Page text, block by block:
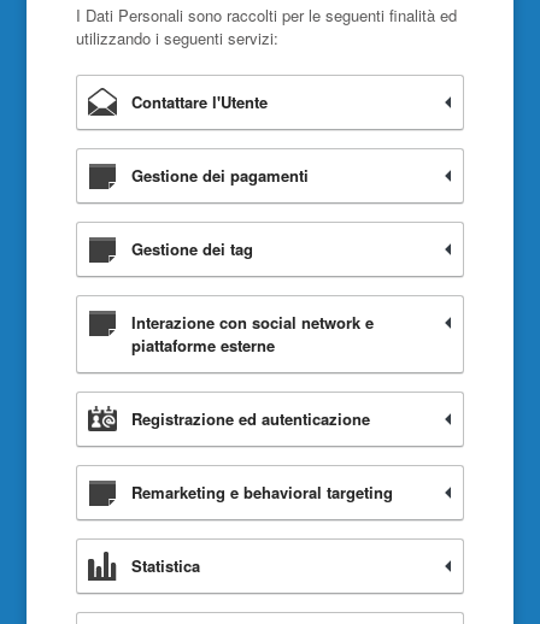
I Dati Personali sono raccolti per le seguenti finalità ed
utilizzando i seguenti servizi:
Contattare l'Utente
Gestione dei pagamenti
Gestione dei tag
Interazione con social network e
piattaforme esterne
Registrazione ed autenticazione
Remarketing e behavioral targeting
Statistica